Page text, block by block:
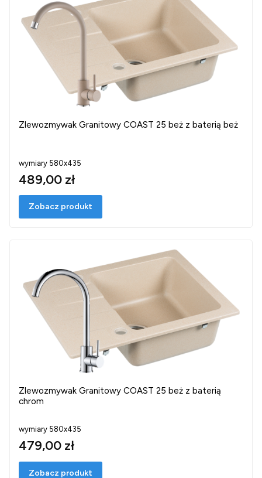
Zlewozmywak Granitowy COAST 25 beż z baterią beż
wymiary 580x435
489,00 zł
Zobacz produkt
Zlewozmywak Granitowy COAST 25 beż z baterią
chrom
wymiary 580x435
479,00 zł
Zobacz produkt